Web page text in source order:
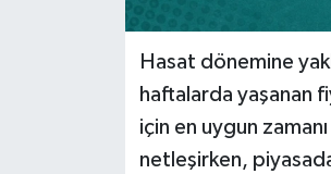
Hasat dönemine
haftalarda yaşanan
için en uygun
netleşirken,